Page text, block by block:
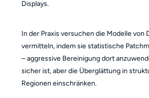
Displays.
In der Praxis versuchen die Modelle von
vermitteln, indem sie statistische
– aggressive Bereinigung dort
sicher ist, aber die Überglättung in
Regionen einschränken.